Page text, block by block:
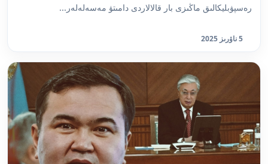
رەسپۋبليكالىق ماڭىزى بار قالالاردى دامىتۋ مەسەلەلەر...
5 ناۋرىز 2025